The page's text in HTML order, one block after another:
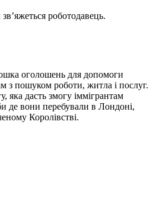
роботодавець.
оголошень для допомоги
з пошуком роботи, житла і послуг.
яка дасть змогу іммігрантам
де вони перебували в Лондоні,
Королівстві.